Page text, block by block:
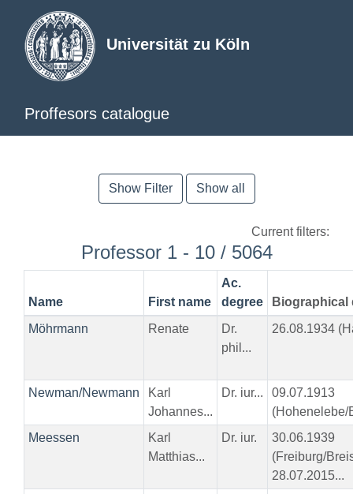
Universität zu Köln
Proffesors catalogue
Show Filter Show all
Current filters:
Professor 1 - 10 / 5064
Name First name
Ac.
degree
Biographical
Möhrmann
Renate
Dr.
phil...
26.08.1934
Newman/Newmann
Karl
Johannes...
Dr. iur...
09.07.1913
(Hohenelebe/
Meessen
Karl
Matthias...
Dr. iur.
30.06.1939
(Freiburg/
28.07.2015...